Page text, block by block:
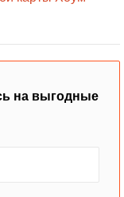
на выгодные